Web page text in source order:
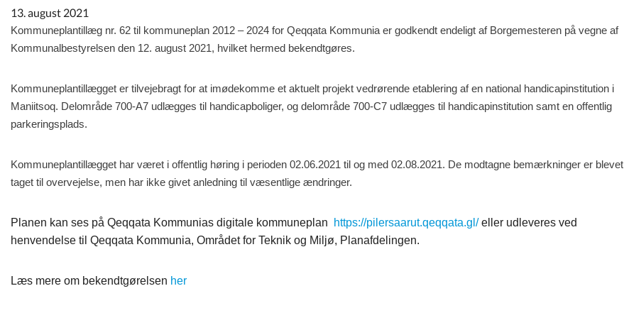
Kommuneplan
Om Kommunen
13. august 2021
Kommuneplantillæg nr. 62 til kommuneplan 2012 – 2024 for Qeqqata Kommunia er godkendt endeligt af Borgemesteren på vegne af
Kommunalbestyrelsen den 12. august 2021, hvilket hermed bekendtgøres.
Kommuneplantillægget er tilvejebragt for at imødekomme et aktuelt projekt vedrørende etablering af en national handicapinstitution i
Maniitsoq. Delområde 700-A7 udlægges til handicapboliger, og delområde 700-C7 udlægges til handicapinstitution samt en offentlig
parkeringsplads.
Kommuneplantillægget har været i offentlig høring i perioden 02.06.2021 til og med 02.08.2021. De modtagne bemærkninger er blevet
taget til overvejelse, men har ikke givet anledning til væsentlige ændringer.
Planen kan ses på Qeqqata Kommunias digitale kommuneplan https://pilersaarut.qeqqata.gl/eller udleveres ved
henvendelse til Qeqqata Kommunia, Området for Teknik og Miljø, Planafdelingen.
Læs mere om bekendtgørelsen her